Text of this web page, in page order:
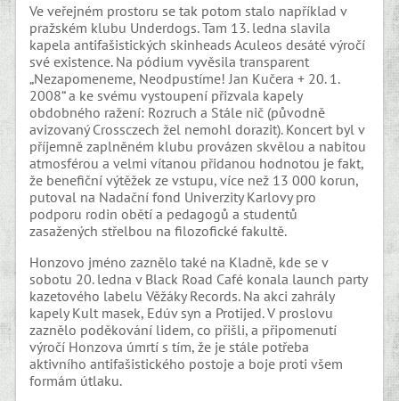
Ve veřejném prostoru se tak potom stalo například v
pražském klubu Underdogs. Tam 13. ledna slavila
kapela antifašistických skinheads Aculeos desáté výročí
své existence. Na pódium vyvěsila transparent
„Nezapomeneme, Neodpustíme! Jan Kučera + 20. 1.
2008“ a ke svému vystoupení přizvala kapely
obdobného ražení: Rozruch a Stále nič (původně
avizovaný Crossczech žel nemohl dorazit). Koncert byl v
příjemně zaplněném klubu provázen skvělou a nabitou
atmosférou a velmi vítanou přidanou hodnotou je fakt,
že benefiční výtěžek ze vstupu, více než 13 000 korun,
putoval na Nadační fond Univerzity Karlovy pro
podporu rodin obětí a pedagogů a studentů
zasažených střelbou na filozofické fakultě.
Honzovo jméno zaznělo také na Kladně, kde se v
sobotu 20. ledna v Black Road Café konala launch party
kazetového labelu Věžáky Records. Na akci zahrály
kapely Kult masek, Edúv syn a Protijed. V proslovu
zaznělo poděkování lidem, co přišli, a připomenutí
výročí Honzova úmrtí s tím, že je stále potřeba
aktivního antifašistického postoje a boje proti všem
formám útlaku.